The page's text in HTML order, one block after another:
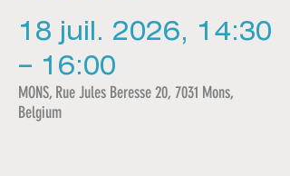
18 juil. 2026, 14:30
– 16:00
MONS, Rue Jules Beresse 20, 7031 Mons,
Belgium